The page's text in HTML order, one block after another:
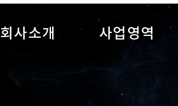
회사소개 사업영역